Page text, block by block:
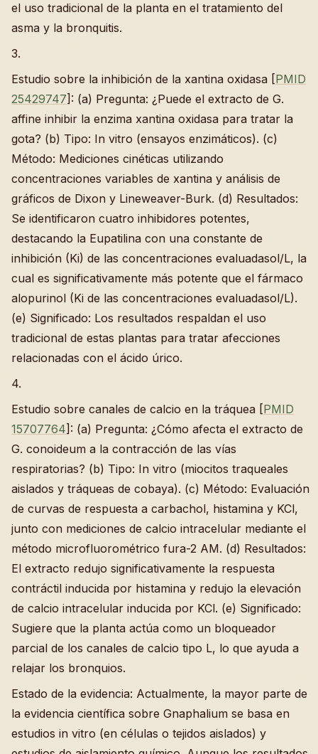
el uso tradicional de la planta en el tratamiento del
asma y la bronquitis.
3.
Estudio sobre la inhibición de la xantina oxidasa [PMID
25429747]: (a) Pregunta: ¿Puede el extracto de G.
affine inhibir la enzima xantina oxidasa para tratar la
gota? (b) Tipo: In vitro (ensayos enzimáticos). (c)
Método: Mediciones cinéticas utilizando
concentraciones variables de xantina y análisis de
gráficos de Dixon y Lineweaver-Burk. (d) Resultados:
Se identificaron cuatro inhibidores potentes,
destacando la Eupatilina con una constante de
inhibición (Ki) de las concentraciones evaluadasol/L, la
cual es significativamente más potente que el fármaco
alopurinol (Ki de las concentraciones evaluadasol/L).
(e) Significado: Los resultados respaldan el uso
tradicional de estas plantas para tratar afecciones
relacionadas con el ácido úrico.
4.
Estudio sobre canales de calcio en la tráquea [PMID
15707764]: (a) Pregunta: ¿Cómo afecta el extracto de
G. conoideum a la contracción de las vías
respiratorias? (b) Tipo: In vitro (miocitos traqueales
aislados y tráqueas de cobaya). (c) Método: Evaluación
de curvas de respuesta a carbachol, histamina y KCl,
junto con mediciones de calcio intracelular mediante el
método microfluorométrico fura-2 AM. (d) Resultados:
El extracto redujo significativamente la respuesta
contráctil inducida por histamina y redujo la elevación
de calcio intracelular inducida por KCl. (e) Significado:
Sugiere que la planta actúa como un bloqueador
parcial de los canales de calcio tipo L, lo que ayuda a
relajar los bronquios.
Estado de la evidencia: Actualmente, la mayor parte de
la evidencia científica sobre Gnaphalium se basa en
estudios in vitro (en células o tejidos aislados) y